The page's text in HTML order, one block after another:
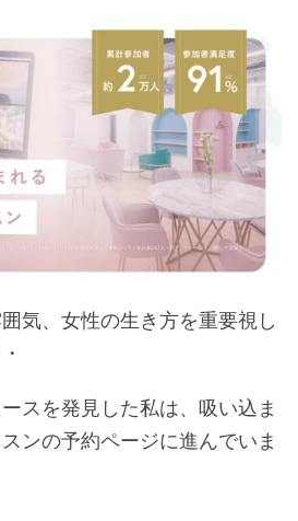
気、女性の生き方を重要視し
スを発見した私は、吸い込ま
ンの予約ページに進んでいま